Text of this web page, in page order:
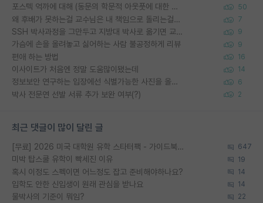
포스텍 억까에 대해 (동문의 학문적 아웃풋에 대한 반박) 50
왜 후배가 못하는걸 교수님은 내 책임으로 돌리는걸까요? 7
SSH 박사과정을 그만두고 지방대 박사로 옮기면 교수의 꿈은 끝일까요? 9
가슴에 손을 올려놓고 싫어하는 사람 불공정하게 리뷰 9
편애 하는 방법 16
이사이트가 처음엔 정말 도움많이됐는데 14
정보보안 연구하는 입장에선 식별가능한 사진을 올리는건 비추이긴함 6
박사 전문연 선발 서류 추가 보완 여부(?) 2
최근 댓글이 많이 달린 글
[무료] 2026 미국 대학원 유학 스타터팩 - 가이드북 & 합격자 컨택메일 템플릿 647
미박 탑스쿨 유학이 빡세진 이유 19
혹시 이정도 스펙이면 어느정도 잡고 준비해야하나요? 14
입학도 안한 신입생이 원래 관심을 받나요 14
물박사의 기준이 뭐임? 22